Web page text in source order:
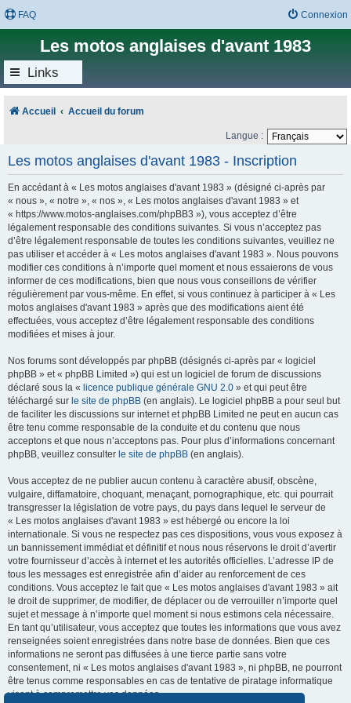
FAQ Connexion
Les motos anglaises d'avant 1983
Links
Accueil Accueil du forum
Langue :
Les motos anglaises d'avant 1983 - Inscription
En accédant à « Les motos anglaises d'avant 1983 » (désigné ci-après par
« nous », « notre », « nos », « Les motos anglaises d'avant 1983 » et
« https://www.motos-anglaises.com/phpBB3 »), vous acceptez d’être
légalement responsable des conditions suivantes. Si vous n’acceptez pas
d’être légalement responsable de toutes les conditions suivantes, veuillez ne
pas utiliser et accéder à « Les motos anglaises d'avant 1983 ». Nous pouvons
modifier ces conditions à n’importe quel moment et nous essaierons de vous
informer de ces modifications, bien que nous vous conseillons de vérifier
régulièrement par vous-même. En effet, si vous continuez à participer à « Les
motos anglaises d'avant 1983 » après que des modifications aient été
effectuées, vous acceptez d’être légalement responsable des conditions
modifiées et mises à jour.
Nos forums sont développés par phpBB (désignés ci-après par « logiciel
phpBB » et « phpBB Limited ») qui est un logiciel de forum de discussions
déclaré sous la « licence publique générale GNU 2.0 » et qui peut être
téléchargé sur le site de phpBB (en anglais). Le logiciel phpBB a pour seul but
de faciliter les discussions sur internet et phpBB Limited ne peut en aucun cas
être tenu comme responsable de la conduite et du contenu que nous
acceptons et que nous n’acceptons pas. Pour plus d’informations concernant
phpBB, veuillez consulter le site de phpBB (en anglais).
Vous acceptez de ne publier aucun contenu à caractère abusif, obscène,
vulgaire, diffamatoire, choquant, menaçant, pornographique, etc. qui pourrait
transgresser la législation de votre pays, du pays dans lequel le serveur de
« Les motos anglaises d'avant 1983 » est hébergé ou encore la loi
internationale. Si vous ne respectez pas ces dispositions, vous vous exposez à
un bannissement immédiat et définitif et nous nous réservons le droit d’avertir
votre fournisseur d’accès à internet et les autorités officielles. L’adresse IP de
tous les messages est enregistrée afin d’aider au renforcement de ces
conditions. Vous acceptez le fait que « Les motos anglaises d'avant 1983 » ait
le droit de supprimer, de modifier, de déplacer ou de verrouiller n’importe quel
sujet et message à n’importe quel moment si nous estimons cela nécessaire.
En tant qu’utilisateur, vous acceptez que toutes les informations que vous avez
renseignées soient enregistrées dans notre base de données. Bien que ces
informations ne seront pas diffusées à une tierce partie sans votre
consentement, ni « Les motos anglaises d'avant 1983 », ni phpBB, ne pourront
être tenus comme responsables en cas de tentative de piratage informatique
visant à compromettre vos données.